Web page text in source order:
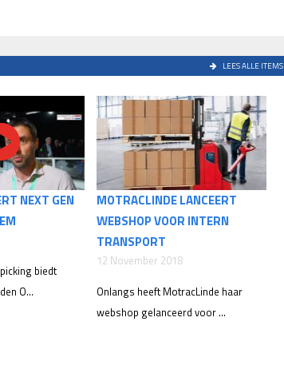
LEES ALLE ITEMS
NEXT GEN
biedt
O...
MOTRACLINDE LANCEERT
WEBSHOP VOOR INTERN
TRANSPORT
12 November 2018
Onlangs heeft MotracLinde haar
webshop gelanceerd voor ...